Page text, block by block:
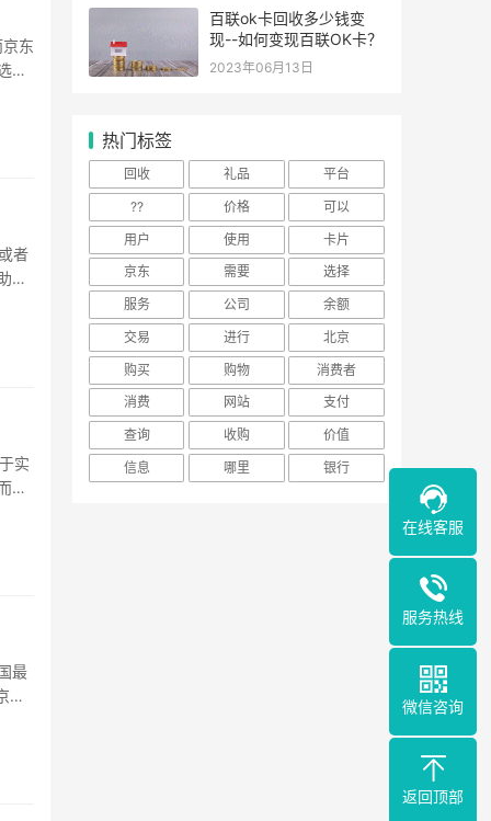
东
择
者
。
实
大
最
e
百联ok卡回收多少钱变
现--如何变现百联OK卡？
2023年06月13日
热门标签
回收 礼品
平台
??
价格
可以
用户
使用
卡片
京东
需要
选择
服务
公司
余额
交易
进行
北京
购买
购物
消费者
消费
网站
支付
查询
收购
价值
信息
哪里 银行
在线客服
服务热线
微信咨询
返回顶部